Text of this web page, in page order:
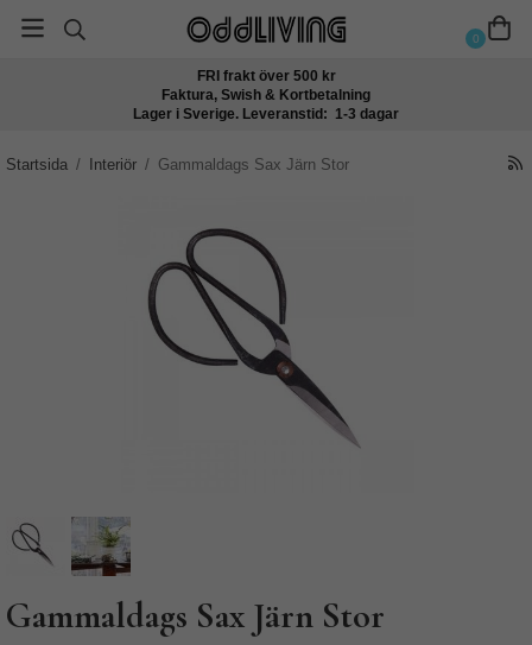
0
FRI frakt över 500 kr
Faktura, Swish & Kortbetalning
Lager i Sverige. Leveranstid: 1-3 dagar
Startsida / Interiör / Gammaldags Sax Järn Stor
Gammaldags Sax Järn Stor